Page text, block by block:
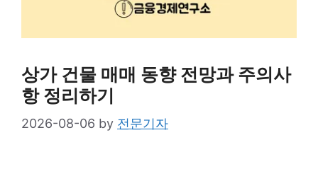
상가 건물 매매 동향 전망과 주의사
항 정리하기
2026-08-06 by 전문기자